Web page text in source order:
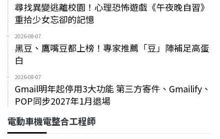
尋找異變逃離校園！心理恐怖遊戲《午夜晚自習》
重拾少女忘卻的記憶
2026-08-07
黑豆、鷹嘴豆都上榜！專家推薦「豆」陣補足高蛋
白
2026-08-07
Gmail明年起停用3大功能 第三方寄件、Gmailify、
POP同步2027年1月退場
電動車機電整合工程師